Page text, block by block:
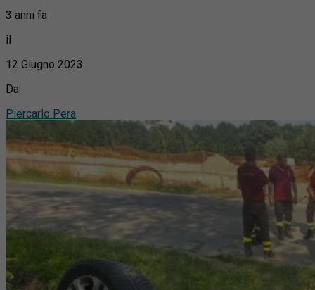
3 anni fa
il
12 Giugno 2023
Da
Piercarlo Pera